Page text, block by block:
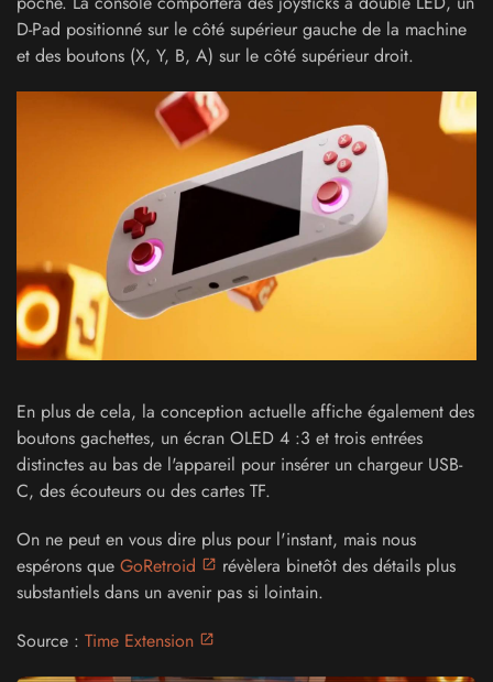
D-Pad positionné sur le côté supérieur gauche de la machine
et des boutons (X, Y, B, A) sur le côté supérieur droit.
En plus de cela, la conception actuelle affiche également des
boutons gachettes, un écran OLED 4 :3 et trois entrées
distinctes au bas de l'appareil pour insérer un chargeur USB-
C, des écouteurs ou des cartes TF.
On ne peut en vous dire plus pour l'instant, mais nous
espérons que GoRetroid
révèlera binetôt des détails plus
substantiels dans un avenir pas si lointain.
Source : Time Extension